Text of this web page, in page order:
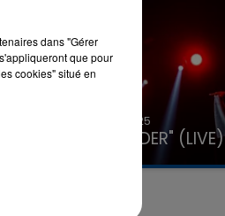
31 janvier 2025
GIMS "SPIDER" (LIVE)
dans "Gérer
que pour
cookies" situé en